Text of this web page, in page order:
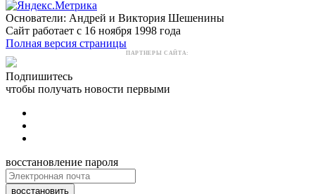
Основатели: Андрей и Виктория Шешенины
Сайт работает с 16 ноября 1998 года
Полная версия страницы
ПАРТНЕРЫ САЙТА:
Подпишитесь
чтобы получать новости первыми
восстановление пароля
восстановить